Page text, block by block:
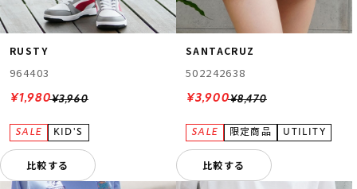
RUSTY
964403
¥3,960
¥1,980
比較する
SANTACRUZ
502242638
¥8,470
¥3,900
比較する